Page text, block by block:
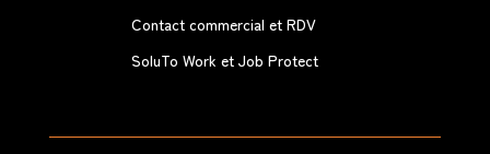
Contact commercial et RDV
SoluTo Work et Job Protect